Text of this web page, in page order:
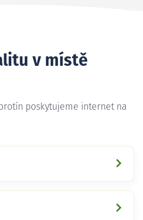
v místě
poskytujeme internet na